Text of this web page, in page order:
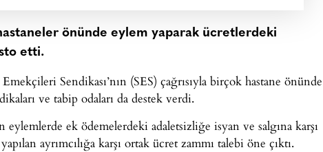
önünde eylem yaparak ücretlerdeki
etti.
Sendikası’nın (SES) çağrısıyla birçok hastane önünde
ve tabip odaları da destek verdi.
ek ödemelerdeki adaletsizliğe isyan ve salgına karşı
ayrımcılığa karşı ortak ücret zammı talebi öne çıktı.